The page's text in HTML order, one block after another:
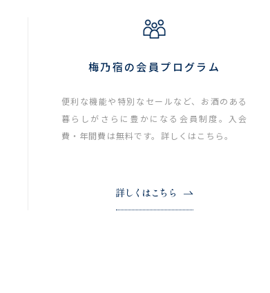
梅乃宿の会員プログラム
便利な機能や特別なセールなど、お酒のある
暮らしがさらに豊かになる会員制度。入会
費・年間費は無料です。詳しくはこちら。
詳しくはこちら